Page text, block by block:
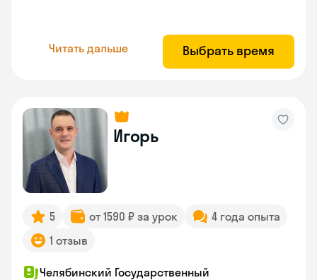
Читать дальше Выбрать время
Игорь
5 от 1590 ₽ за урок
4 года опыта
1 отзыв
Челябинский Государственный